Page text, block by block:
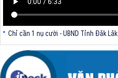
Chỉ cần 1 nụ cười - UBND Tỉnh Đắk Lắk